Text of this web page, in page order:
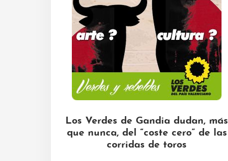
Los Verdes de Gandia dudan, más
que nunca, del “coste cero” de las
corridas de toros